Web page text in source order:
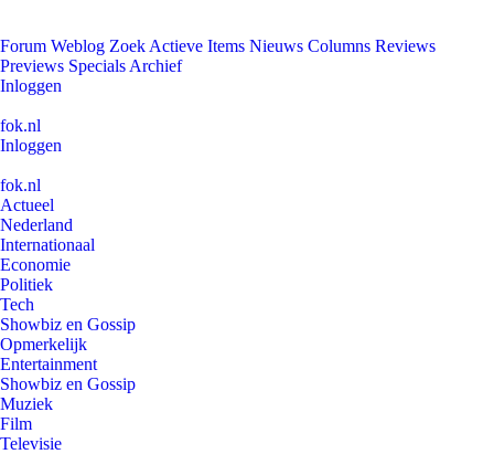
Forum Weblog Zoek Actieve Items Nieuws Columns Reviews
Previews Specials Archief
Inloggen
fok.nl
Inloggen
fok.nl
Actueel
Nederland
Internationaal
Economie
Politiek
Tech
Showbiz en Gossip
Opmerkelijk
Entertainment
Showbiz en Gossip
Muziek
Film
Televisie